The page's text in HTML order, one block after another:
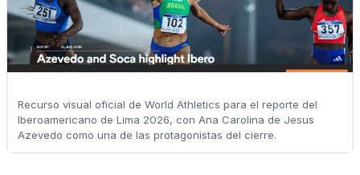
Recurso visual oficial de World Athletics para el reporte del
Iberoamericano de Lima 2026, con Ana Carolina de Jesus
Azevedo como una de las protagonistas del cierre.